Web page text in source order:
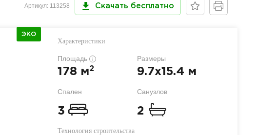
Артикул: 113258 Скачать бесплатно
ЭКО
Характеристики
Площадь i
178 м2
Размеры
9.7x15.4 м
Спален
3
Санузлов
2
Технология строительства